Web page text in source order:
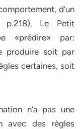
d’un
p.218). Le Petit
«prédire» par:
produire soit par
certaines, soit
n’a pas une
avec des règles